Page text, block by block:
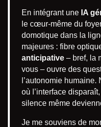
En intégrant une IA
le cœur-même du
domotique dans la
majeures : fibre
anticipative – bref, la
vous – ouvre des
l’autonomie
où l’interface
silence même
Je me souviens de